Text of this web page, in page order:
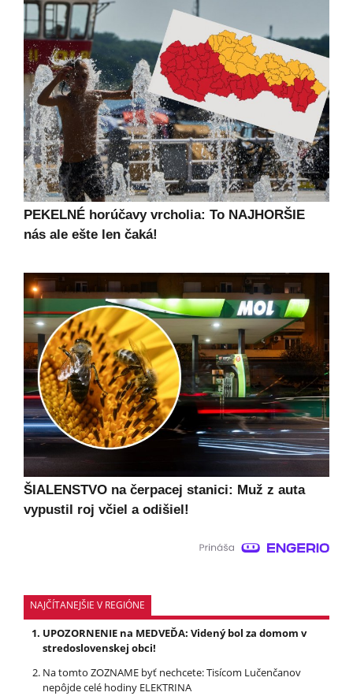
PEKELNÉ horúčavy vrcholia: To NAJHORŠIE
nás ale ešte len čaká!
ŠIALENSTVO na čerpacej stanici: Muž z auta
vypustil roj včiel a odišiel!
NAJČÍTANEJŠIE V REGIÓNE
UPOZORNENIE na MEDVEĎA: Videný bol za domom v
stredoslovenskej obci!
Na tomto ZOZNAME byť nechcete: Tisícom Lučenčanov
nepôjde celé hodiny ELEKTRINA